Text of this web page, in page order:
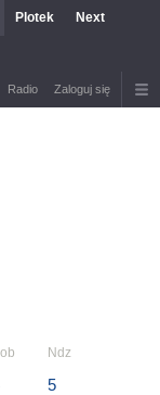
Plotek Next
Radio Zaloguj się
Ndz
5